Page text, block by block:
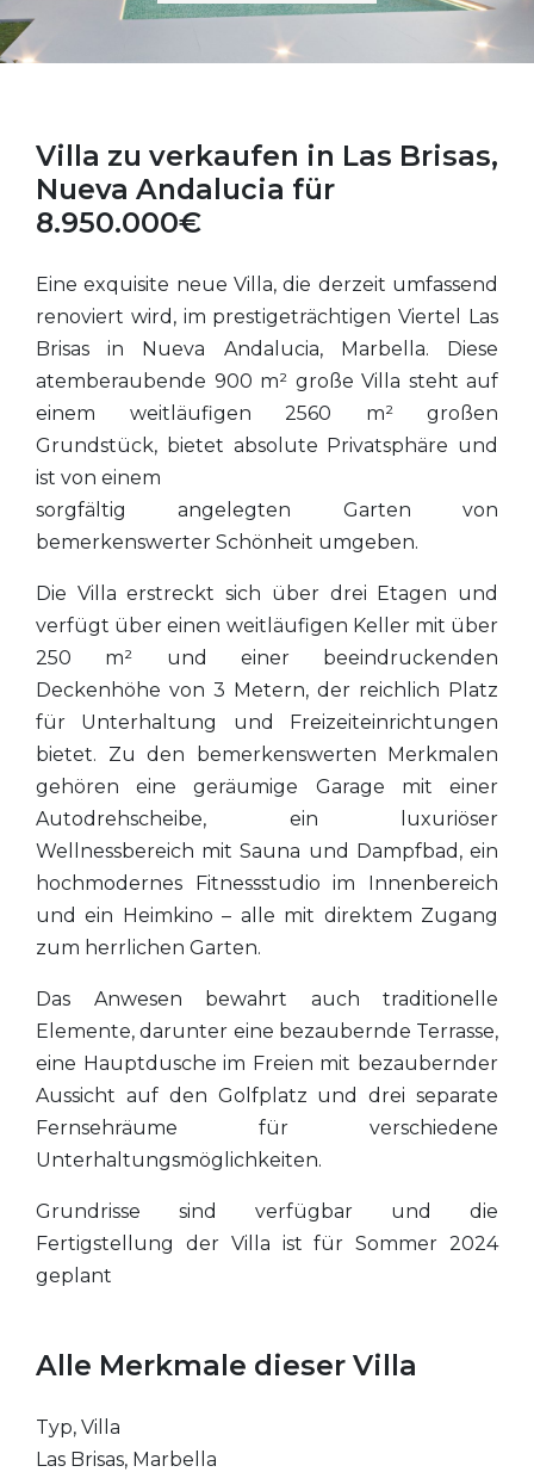
Villa zu verkaufen in Las Brisas,
Nueva Andalucia für
8.950.000€
Eine exquisite neue Villa, die derzeit umfassend
renoviert wird, im prestigeträchtigen Viertel Las
Brisas in Nueva Andalucia, Marbella. Diese
atemberaubende 900 m² große Villa steht auf
einem weitläufigen 2560 m² großen
Grundstück, bietet absolute Privatsphäre und
ist von einem
sorgfältig angelegten Garten von
bemerkenswerter Schönheit umgeben.
Die Villa erstreckt sich über drei Etagen und
verfügt über einen weitläufigen Keller mit über
250 m² und einer beeindruckenden
Deckenhöhe von 3 Metern, der reichlich Platz
für Unterhaltung und Freizeiteinrichtungen
bietet. Zu den bemerkenswerten Merkmalen
gehören eine geräumige Garage mit einer
Autodrehscheibe, ein luxuriöser
Wellnessbereich mit Sauna und Dampfbad, ein
hochmodernes Fitnessstudio im Innenbereich
und ein Heimkino – alle mit direktem Zugang
zum herrlichen Garten.
Das Anwesen bewahrt auch traditionelle
Elemente, darunter eine bezaubernde Terrasse,
eine Hauptdusche im Freien mit bezaubernder
Aussicht auf den Golfplatz und drei separate
Fernsehräume für verschiedene
Unterhaltungsmöglichkeiten.
Grundrisse sind verfügbar und die
Fertigstellung der Villa ist für Sommer 2024
geplant
Alle Merkmale dieser Villa
Typ, Villa
Las Brisas, Marbella